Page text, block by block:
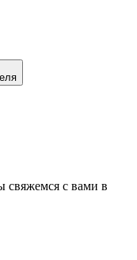
свяжемся с вами в